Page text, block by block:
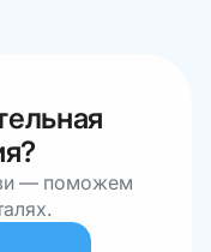
— поможем